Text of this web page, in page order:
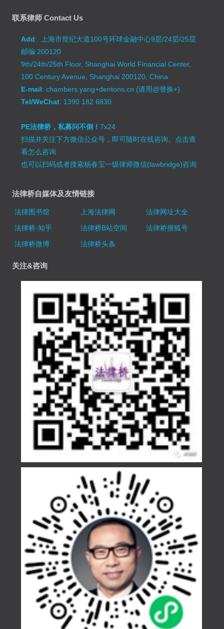
联系律师 Contact Us
Add: 上海市世纪大道100号环球金融中心9层/24层/25层
邮编:200120
9th/24th/25th Floor, Shanghai World Financial Center,
100 Century Avenue, Shanghai 200120, China
E-mail: chambers.yang+dentons.cn (请用@替换+)
Tel/WeChat: 1390 182 6830
PE法律桥，私募问不倒！7x24
扫描并关注下方微信公众号，即可随时在线咨询。 点击查
看怎么咨询
也可以扫码或者搜索杨春宝一级律师微信(lawbridge)咨询
法律桥自媒体及友情链接
法律图书馆 上海法律网
法律网址大全
法律桥-知乎
法律桥B站空间
法律桥搜狐号
法律桥微博
法律桥头条
关注&咨询